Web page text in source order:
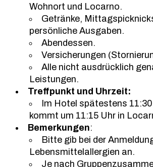
Wohnort und Locarno.
Getränke,
persönliche Ausgaben.
Abendessen.
Versicherungen
Alle nicht ausdrücklich
Leistungen.
Treffpunkt und Uhrzeit:
Im Hotel spätestens
kommt um 11:15 Uhr in
Bemerkungen:
Bitte gib bei der
Lebensmittelallergien an.
Je nach